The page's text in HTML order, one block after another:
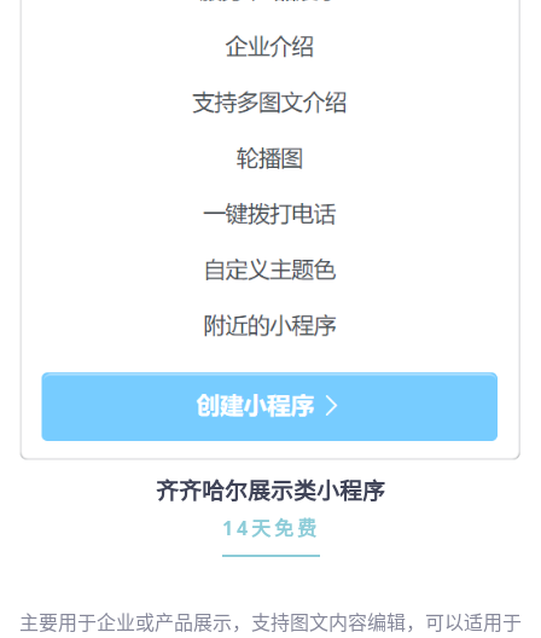
齐齐哈尔展示类小程序
14天免费
主要用于企业或产品展示，支持图文内容编辑，可以适用于